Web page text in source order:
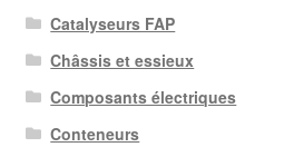
Catalyseurs FAP
Châssis et essieux
Composants électriques
Conteneurs